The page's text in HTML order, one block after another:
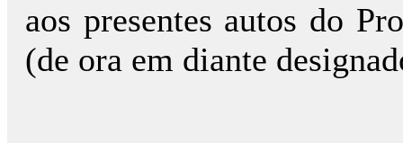
aos presentes autos do
(de ora em diante